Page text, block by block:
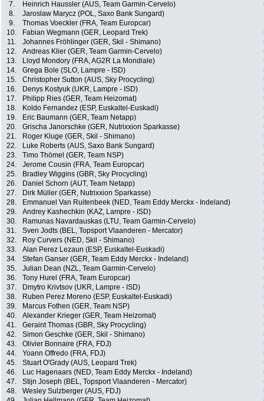
7. Heinrich Haussler (AUS, Team Garmin-Cervelo)
8.
Jaroslaw Marycz (POL, Saxo Bank Sungard)
9.
Thomas Voeckler (FRA, Team Europcar)
10.
Fabian Wegmann (GER, Leopard Trek)
11.
Johannes Fröhlinger (GER, Skil - Shimano)
12.
Andreas Klier (GER, Team Garmin-Cervelo)
13.
Lloyd Mondory (FRA, AG2R La Mondiale)
14.
Grega Bole (SLO, Lampre - ISD)
15.
Christopher Sutton (AUS, Sky Procycling)
16.
Denys Kostyuk (UKR, Lampre - ISD)
17.
Philipp Ries (GER, Team Heizomat)
18.
Koldo Fernandez (ESP, Euskaltel-Euskadi)
19.
Eric Baumann (GER, Team Netapp)
20.
Grischa Janorschke (GER, Nutrixxion Sparkasse)
21.
Roger Kluge (GER, Skil - Shimano)
22.
Luke Roberts (AUS, Saxo Bank Sungard)
23.
Timo Thömel (GER, Team NSP)
24.
Jerome Cousin (FRA, Team Europcar)
25.
Bradley Wiggins (GBR, Sky Procycling)
26.
Daniel Schorn (AUT, Team Netapp)
27.
Dirk Müller (GER, Nutrixxion Sparkasse)
28.
Emmanuel Van Ruitenbeek (NED, Team Eddy Merckx - Indeland)
29.
Andrey Kashechkin (KAZ, Lampre - ISD)
30.
Ramunas Navardauskas (LTU, Team Garmin-Cervelo)
31.
Sven Jodts (BEL, Topsport Vlaanderen - Mercator)
32.
Roy Curvers (NED, Skil - Shimano)
33.
Alan Perez Lezaun (ESP, Euskaltel-Euskadi)
34.
Stefan Ganser (GER, Team Eddy Merckx - Indeland)
35.
Julian Dean (NZL, Team Garmin-Cervelo)
36.
Tony Hurel (FRA, Team Europcar)
37.
Dmytro Krivtsov (UKR, Lampre - ISD)
38.
Ruben Perez Moreno (ESP, Euskaltel-Euskadi)
39.
Marcus Fothen (GER, Team NSP)
40.
Alexander Krieger (GER, Team Heizomat)
41.
Geraint Thomas (GBR, Sky Procycling)
42.
Simon Geschke (GER, Skil - Shimano)
43.
Olivier Bonnaire (FRA, FDJ)
44.
Yoann Offredo (FRA, FDJ)
45.
Stuart O'Grady (AUS, Leopard Trek)
46.
Luc Hagenaars (NED, Team Eddy Merckx - Indeland)
47.
Stijn Joseph (BEL, Topsport Vlaanderen - Mercator)
48.
Wesley Sulzberger (AUS, FDJ)